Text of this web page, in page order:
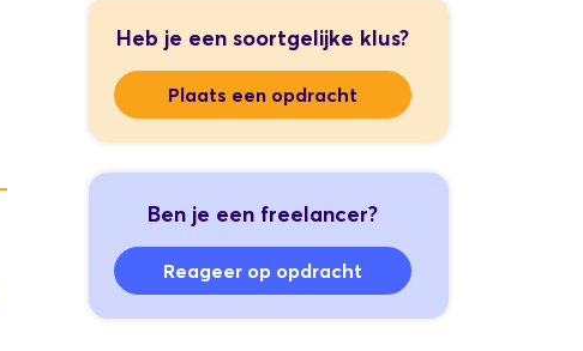
Heb je een soortgelijke klus?
Plaats een opdracht
Ben je een freelancer?
Reageer op opdracht